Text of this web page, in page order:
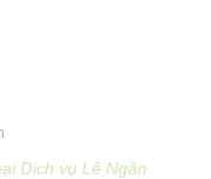
Dịch vụ Lê Ngân